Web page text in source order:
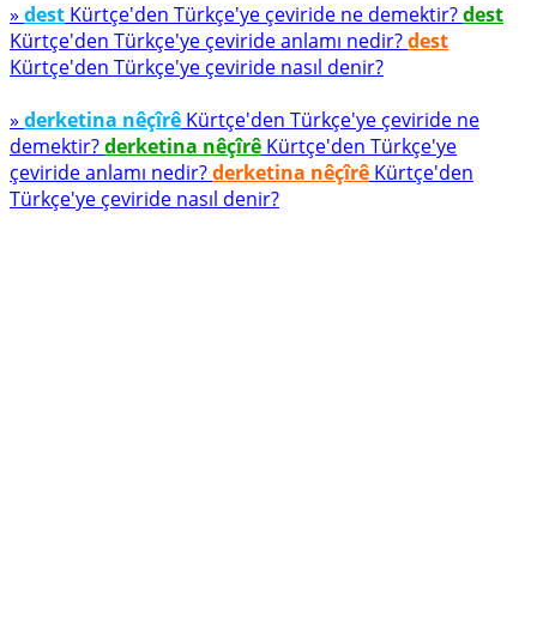
» dest Kürtçe'den Türkçe'ye çeviride ne demektir?dest
Kürtçe'den Türkçe'ye çeviride anlamı nedir?dest
Kürtçe'den Türkçe'ye çeviride nasıl denir?
» derketina nêçîrê Kürtçe'den Türkçe'ye çeviride ne
demektir?derketina nêçîrê Kürtçe'den Türkçe'ye
çeviride anlamı nedir?derketina nêçîrê Kürtçe'den
Türkçe'ye çeviride nasıl denir?